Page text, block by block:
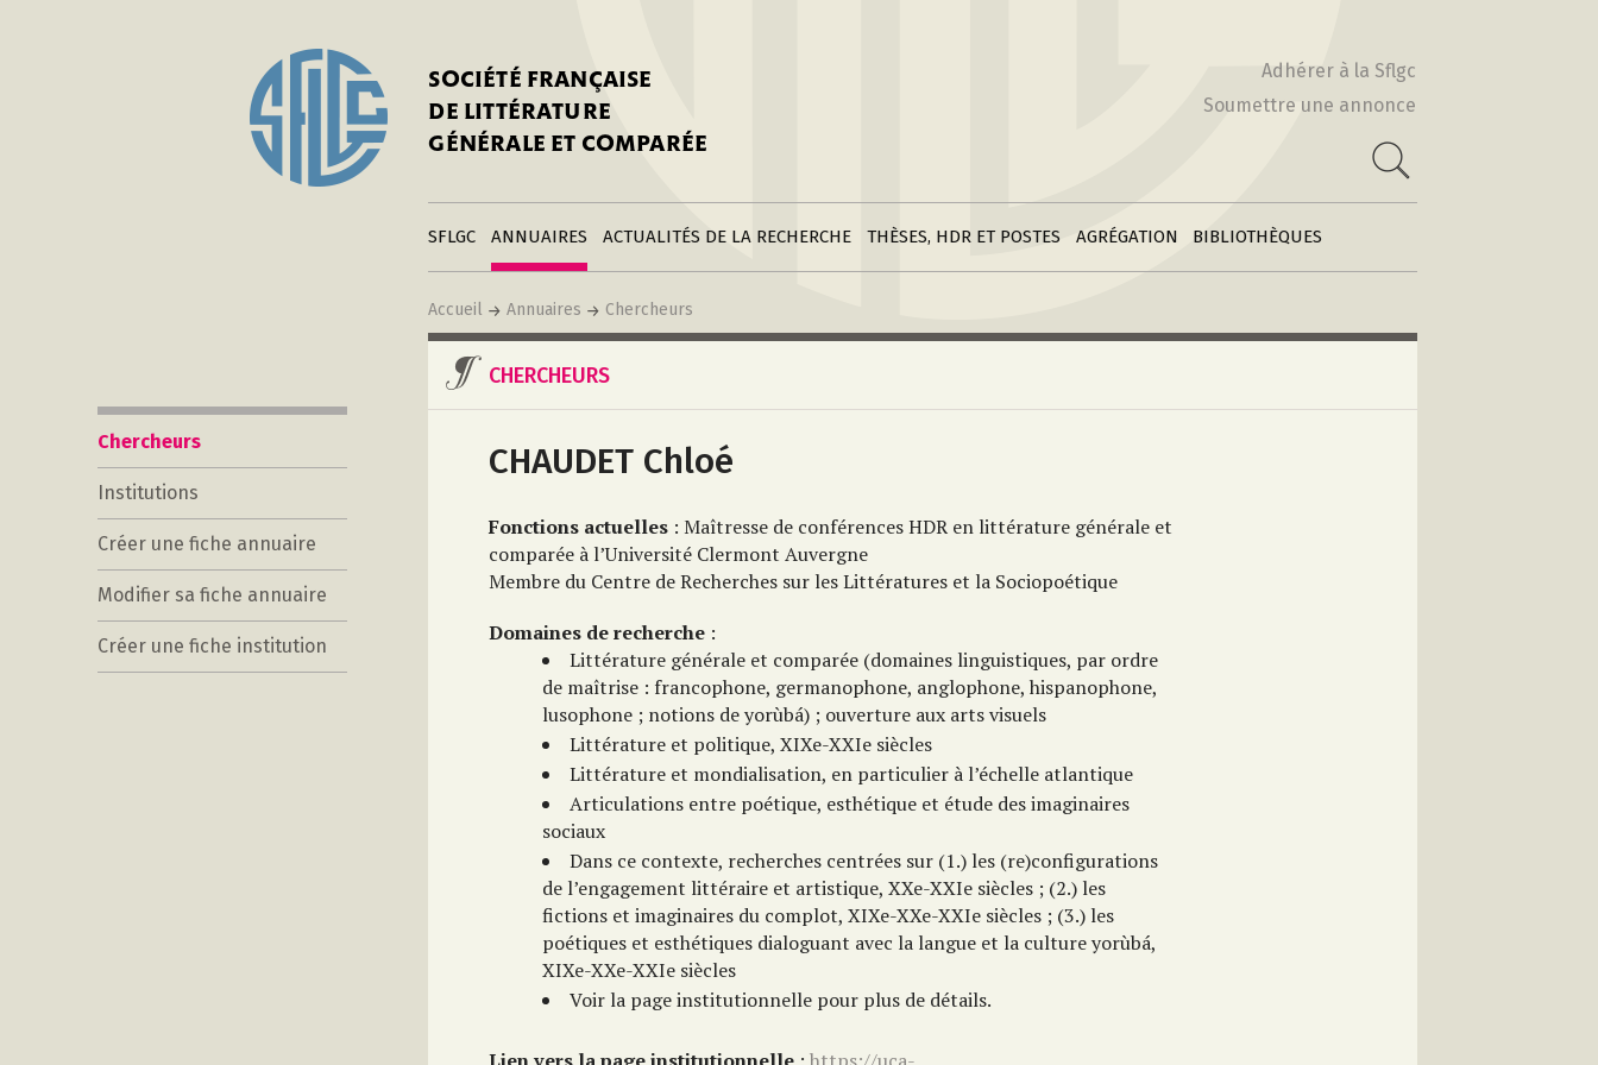
SOCIÉTÉ FRANÇAISE
DE LITTÉRATURE
GÉNÉRALE ET COMPARÉE
Adhérer à la Sflgc
Soumettre une annonce
SFLGC
Adhérer à la SFLGC
Publier sur ce site
LiensANNUAIRES
Créer une fiche
annuaire
Modifier sa fiche
annuaire
Créer une fiche
institutionACTUALITÉS DE LA RECHERCHE
Divers
Soumettre une
annonce
THÈSES, HDR ET POSTES
Postes AGRÉGATION
2006-2007 BIBLIOTHÈQUES
collectifs
Poétiques
feuilles
d’information
Accueil Annuaires Chercheurs
Chercheurs
Institutions
Créer une fiche annuaire
Modifier sa fiche annuaire
Créer une fiche institution
CHERCHEURS
CHAUDET Chloé
Fonctions actuelles : Maîtresse de conférences HDR en littérature générale et
comparée à l’Université Clermont Auvergne
Membre du Centre de Recherches sur les Littératures et la Sociopoétique
Domaines de recherche :
Littérature générale et comparée (domaines linguistiques, par ordre
de maîtrise : francophone, germanophone, anglophone, hispanophone,
lusophone ; notions de yorùbá) ; ouverture aux arts visuels
Littérature et politique, XIXe-XXIe siècles
Littérature et mondialisation, en particulier à l’échelle atlantique
Articulations entre poétique, esthétique et étude des imaginaires
sociaux
Dans ce contexte, recherches centrées sur (1.) les (re)configurations
de l’engagement littéraire et artistique, XXe-XXIe siècles ; (2.) les
fictions et imaginaires du complot, XIXe-XXe-XXIe siècles ; (3.) les
poétiques et esthétiques dialoguant avec la langue et la culture yorùbá,
XIXe-XXe-XXIe siècles
Voir la page institutionnelle pour plus de détails.